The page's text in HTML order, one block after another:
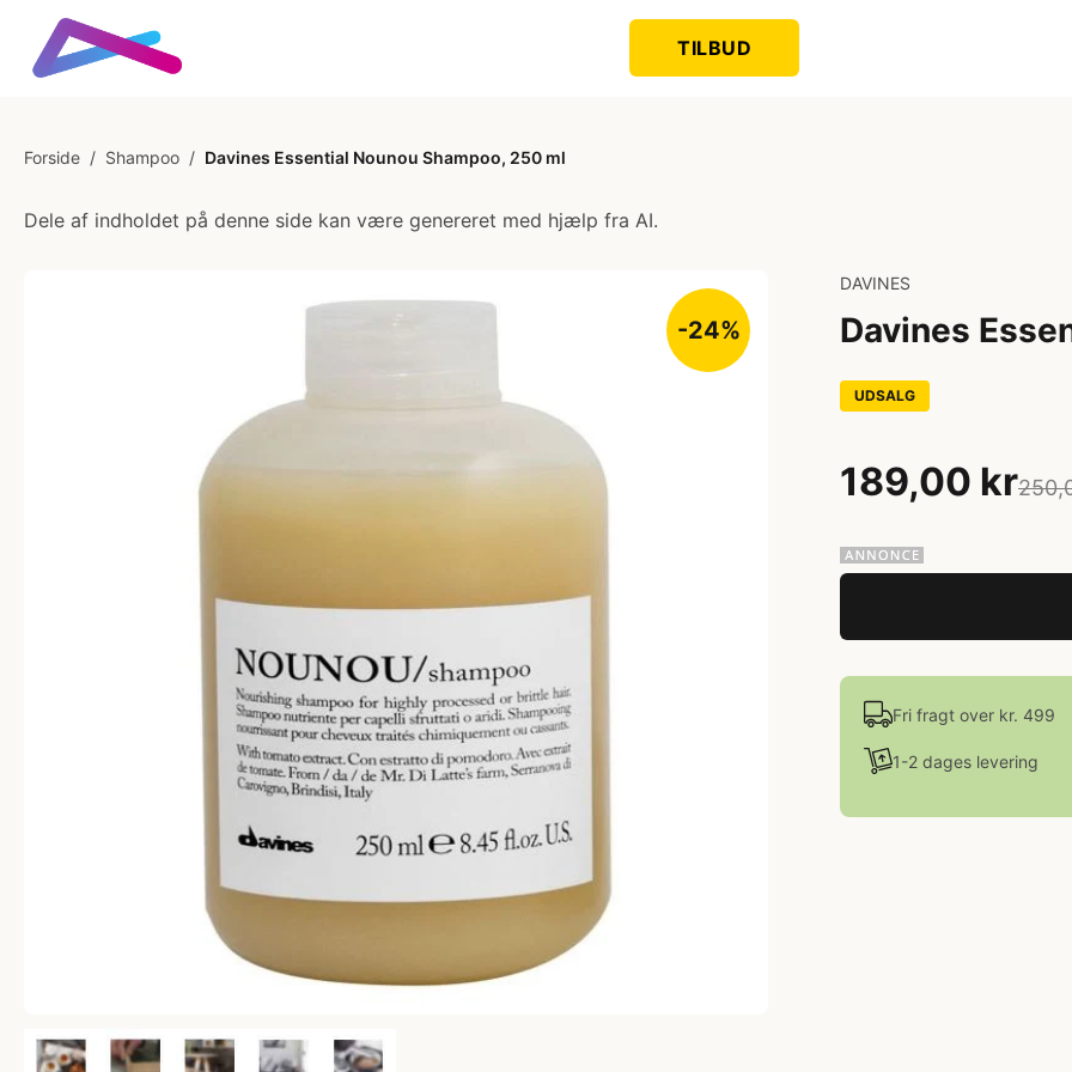
TILBUD
Forside / Shampoo / Davines Essential Nounou Shampoo, 250 ml
Dele af indholdet på denne side kan være genereret med hjælp fra AI.
-24%
DAVINES
Davines
UDSALG
189,00 kr
Fri fragt over kr. 499
1-2 dages levering